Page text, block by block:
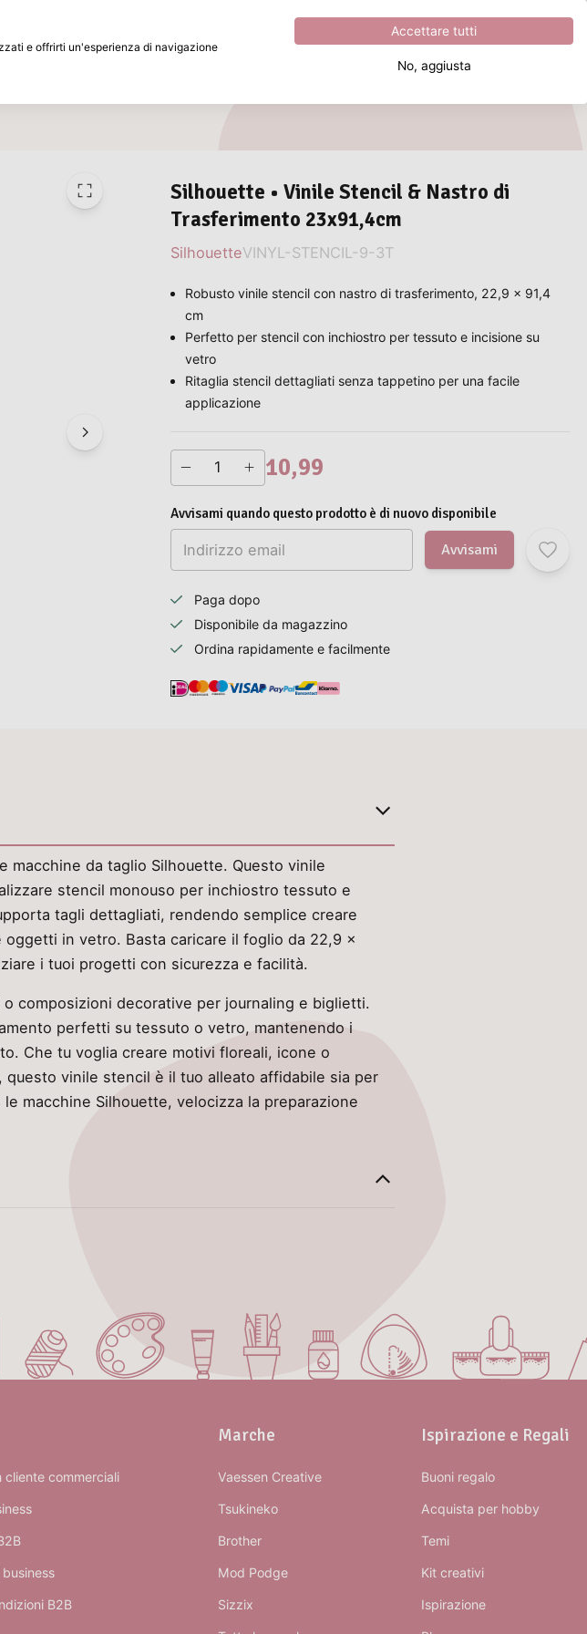
Eccezionale 4.8su5
Silhouette • Vinile Stencil & Nastro di
Trasferimento 23x91,4cm
SilhouetteVINYL-STENCIL-9-3T
Robusto vinile stencil con nastro di trasferimento, 22,9 x 91,4
cm
Perfetto per stencil con inchiostro per tessuto e incisione su
vetro
Ritaglia stencil dettagliati senza tappetino per una facile
applicazione
10,99
Avvisami quando questo prodotto è di nuovo disponibile
Avvisami
Paga dopo
Disponibile da magazzino
Ordina rapidamente e facilmente
da taglio Silhouette. Questo vinile
stencil monouso per inchiostro tessuto e
tagli dettagliati, rendendo semplice creare
in vetro. Basta caricare il foglio da 22,9 x
i tuoi progetti con sicurezza e facilità.
composizioni decorative per journaling e biglietti.
perfetti su tessuto o vetro, mantenendo i
Che tu voglia creare motivi floreali, icone o
vinile stencil è il tuo alleato affidabile sia per
macchine Silhouette, velocizza la preparazione
cliente commerciali
B2B
Marche
Vaessen Creative
Tsukineko
Brother
Mod Podge
Sizzix
Ispirazione e Regali
Buoni regalo
Acquista per hobby
Temi
Kit creativi
Ispirazione
e offrirti un'esperienza di navigazione
Accettare tutti
No, aggiusta